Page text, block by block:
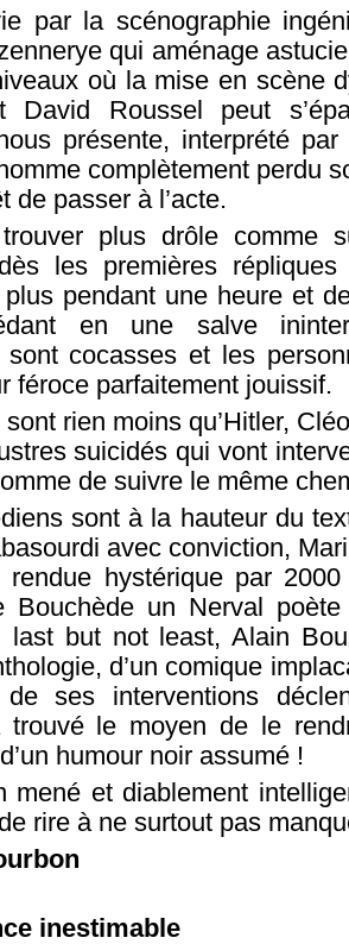
par la scénographie
qui aménage
où la mise en scène
David Roussel peut
présente, interprété par
complètement perdu
de passer à l’acte.
plus drôle comme
les premières
plus pendant une heure et
en une salve
sont cocasses et les
féroce parfaitement jouissif.
rien moins qu’Hitler,
suicidés qui vont
de suivre le même
sont à la hauteur du
avec conviction,
rendue hystérique par 2000
Bouchède un Nerval
last but not least, Alain
d’un comique
de ses interventions
trouvé le moyen de le
humour noir assumé !
mené et diablement
rire à ne surtout pas
inestimable